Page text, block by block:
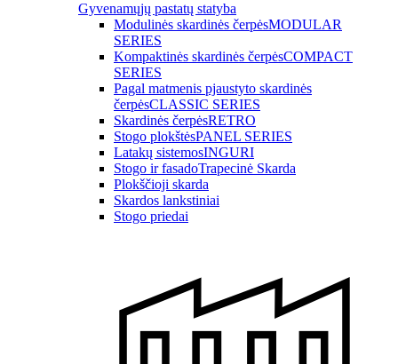
Gyvenamųjų pastatų statyba
Modulinės skardinės čerpėsMODULAR
SERIES
Kompaktinės skardinės čerpėsCOMPACT
SERIES
Pagal matmenis pjaustyto skardinės
čerpėsCLASSIC SERIES
Skardinės čerpėsRETRO
Stogo plokštėsPANEL SERIES
Latakų sistemosINGURI
Stogo ir fasadoTrapecinė Skarda
Plokščioji skarda
Skardos lankstiniai
Stogo priedai